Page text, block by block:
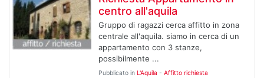
centro all'aquila
Gruppo di ragazzi cerca affitto in zona
centrale all'aquila. siamo in cerca di un
appartamento con 3 stanze,
possibilmente ...
Pubblicato in L'Aquila - Affitto richiesta